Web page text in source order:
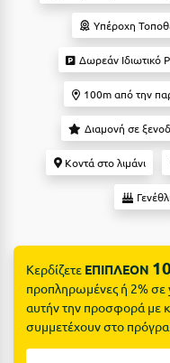
Βραχάτι Κορινθίας
Βυτίνα
Γαλαξiδι
Γλυφάδα
Γρεβενά
Γύθειο
Camping
Δες όλες τις προσφορές
Δες όλα τα πακέτα
Υπέροχη
Δωρεάν Ιδιωτικό
100m από την
Διαμονή σε
Κοντά στο λιμάνι
Κερδίζετε ΕΠΙΠΛΕΟΝ
προπληρωμένες ή 2% σε
αυτήν την προσφορά με
συμμετέχουν στο